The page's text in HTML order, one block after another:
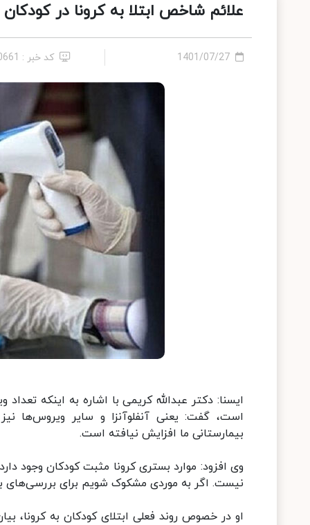
علائم شاخص ابتلا به کرونا در کودکان
1401/07/27 کد خبر : 10661
ایسنا: دکتر عبدالله کریمی با اشاره به اینکه
است، گفت: یعنی آنفلوآنزا و سایر ویروس‌ها
بیمارستانی ما افزایش نیافته است.
وی افزود: موارد بستری کرونا مثبت کودکان وجود
نیست. اگر به موردی مشکوک شویم برای بررسی‌های
او در خصوص روند فعلی ابتلای کودکان به کرونا،